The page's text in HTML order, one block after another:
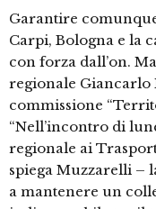
Garantire
Carpi, Bologna e la
con forza dall’on.
regionale Giancarlo
commissione
“Nell’incontro di
regionale ai
spiega Muzzarelli –
a mantenere un